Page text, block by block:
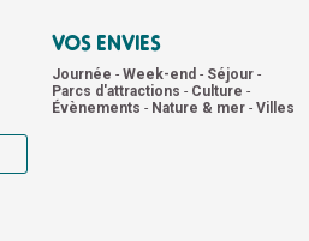
VOS ENVIES
Journée - Week-end - Séjour -
Parcs d'attractions - Culture -
Évènements - Nature & mer - Villes